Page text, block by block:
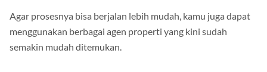
Agar prosesnya bisa berjalan lebih mudah, kamu juga dapat
menggunakan berbagai agen properti yang kini sudah
semakin mudah ditemukan.